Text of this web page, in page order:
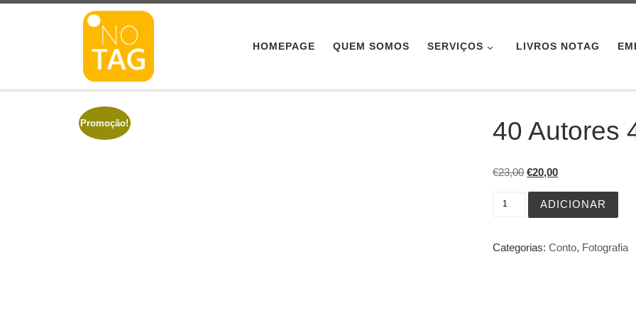
Skip to content
HOMEPAGE QUEM SOMOS SERVIÇOS LIVROS NOTAG
Promoção! 40 Autores
€23,00 O preço original era:
€20,00O preço atual é:
ADICIONAR
Categorias:Conto, Fotografia